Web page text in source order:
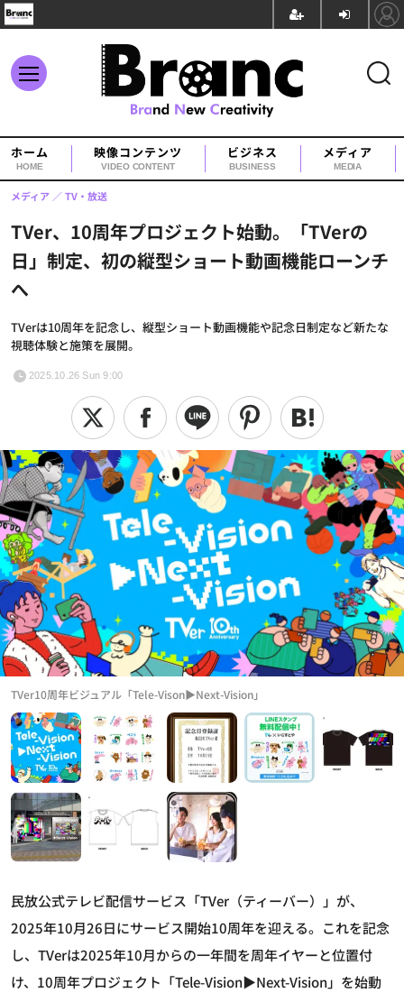
ホーム
HOME
映像コンテンツ
VIDEO CONTENT
ビジネス
BUSINESS
メディア
MEDIA
TVer、10周年プロジェクト始動。「TVerの
日」制定、初の縦型ショート動画機能ローンチ
へ
TVerは10周年を記念し、縦型ショート動画機能や記念日制定など新たな
視聴体験と施策を展開。
メディア TV・放送
2025.10.26 Sun 9:00
TVer10周年ビジュアル「Tele-Vison▶Next-Vision」
民放公式テレビ配信サービス「TVer（ティーバー）」が、
2025年10月26日にサービス開始10周年を迎える。これを記念
し、TVerは2025年10月からの一年間を周年イヤーと位置付
け、10周年プロジェクト「Tele-Vision▶Next-Vision」を始動